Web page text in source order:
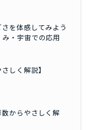
さを体感してみよう
み・宇宙での応用
しく解説】
からやさしく解